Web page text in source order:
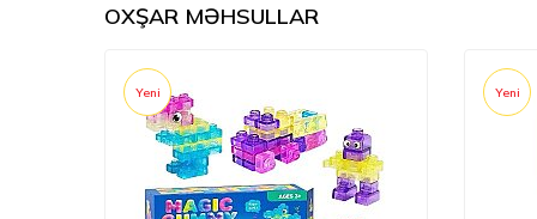
OXŞAR MƏHSULLAR
Yeni Yeni